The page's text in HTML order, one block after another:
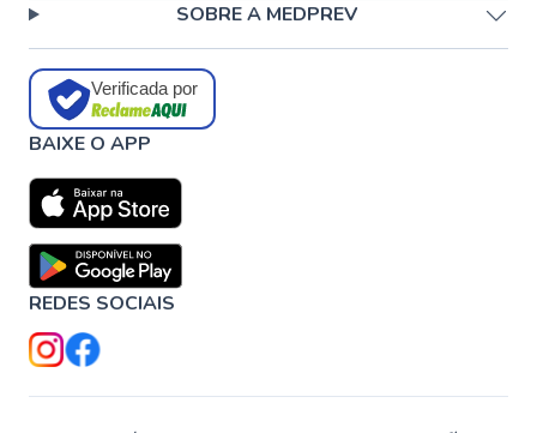
SOBRE A MEDPREV
Verificada por
BAIXE O APP
REDES SOCIAIS